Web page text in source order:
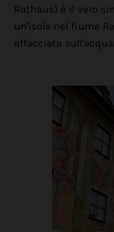
Rathaus) è il vero
un'isola nel fiume
affacciata sull'acqua.